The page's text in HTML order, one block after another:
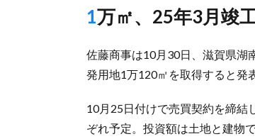
1万㎡、25年3月竣
佐藤商事は10月30日、滋賀県湖
発用地1万120㎡を取得すると発
10月25日付けで売買契約を締結
ぞれ予定。投資額は土地と建物